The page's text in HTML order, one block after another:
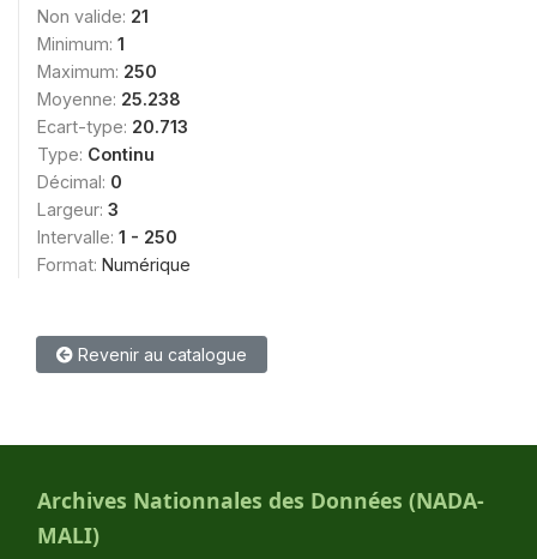
Non valide: 21
Minimum: 1
Maximum: 250
Moyenne: 25.238
Ecart-type: 20.713
Type: Continu
Décimal: 0
Largeur: 3
Intervalle: 1 - 250
Format: Numérique
Revenir au catalogue
Archives Nationnales des Données (NADA-
MALI)